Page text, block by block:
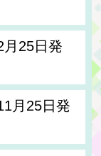
25日発
月25日発